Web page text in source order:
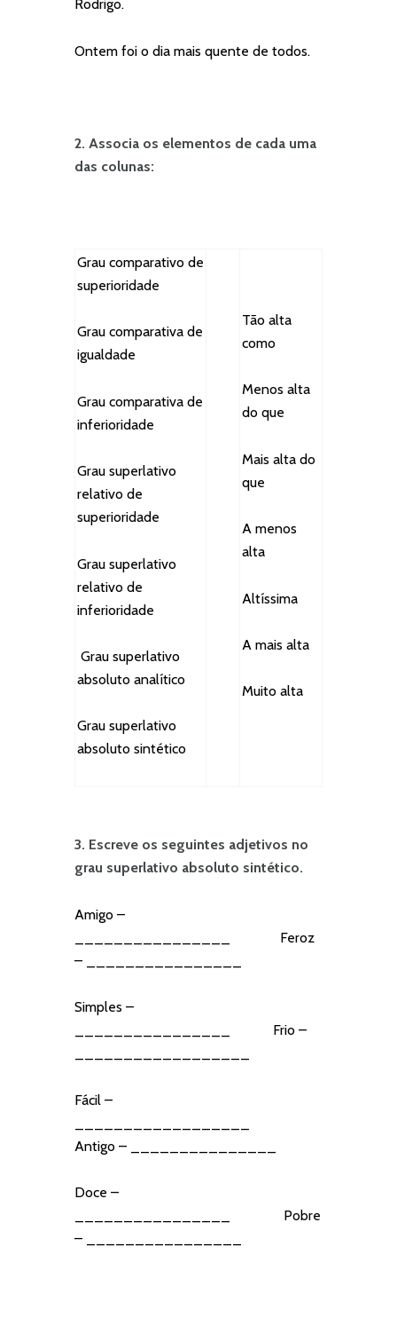
Rodrigo.
Ontem foi o dia mais quente de todos.
2. Associa os elementos de cada uma
das colunas:
Grau comparativo de
superioridade
Grau comparativa de
igualdade
Grau comparativa de
inferioridade
Grau superlativo
relativo de
superioridade
Grau superlativo
relativo de
inferioridade
Grau superlativo
absoluto analítico
Grau superlativo
absoluto sintético
Tão alta
como
Menos alta
do que
Mais alta do
que
A menos
alta
Altíssima
A mais alta
Muito alta
3. Escreve os seguintes adjetivos no
grau superlativo absoluto sintético.
Amigo –
________________ Feroz
– ________________
Simples –
________________ Frio –
Fácil –
Antigo – _______________
Doce –
________________ Pobre
– ________________